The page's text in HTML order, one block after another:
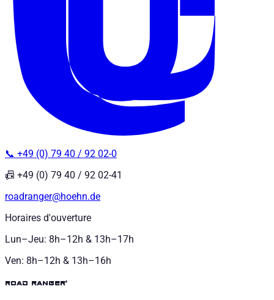
📞 +49 (0) 79 40 / 92 02-0
📠 +49 (0) 79 40 / 92 02-41
roadranger@hoehn.de
Horaires d'ouverture
Lun–Jeu: 8h–12h & 13h–17h
Ven: 8h–12h & 13h–16h
road ranger®